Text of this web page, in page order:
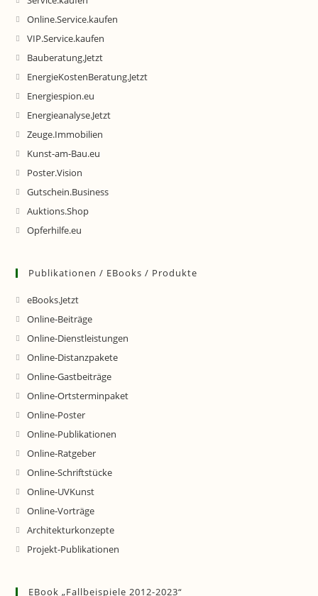
Online.Service.kaufen
VIP.Service.kaufen
Bauberatung.Jetzt
EnergieKostenBeratung.Jetzt
Energiespion.eu
Energieanalyse.Jetzt
Zeuge.Immobilien
Kunst-am-Bau.eu
Poster.Vision
Gutschein.Business
Auktions.Shop
Opferhilfe.eu
Publikationen / EBooks / Produkte
eBooks.Jetzt
Online-Beiträge
Online-Dienstleistungen
Online-Distanzpakete
Online-Gastbeiträge
Online-Ortsterminpaket
Online-Poster
Online-Publikationen
Online-Ratgeber
Online-Schriftstücke
Online-UVKunst
Online-Vorträge
Architekturkonzepte
Projekt-Publikationen
EBook „Fallbeispiele 2012-2023“